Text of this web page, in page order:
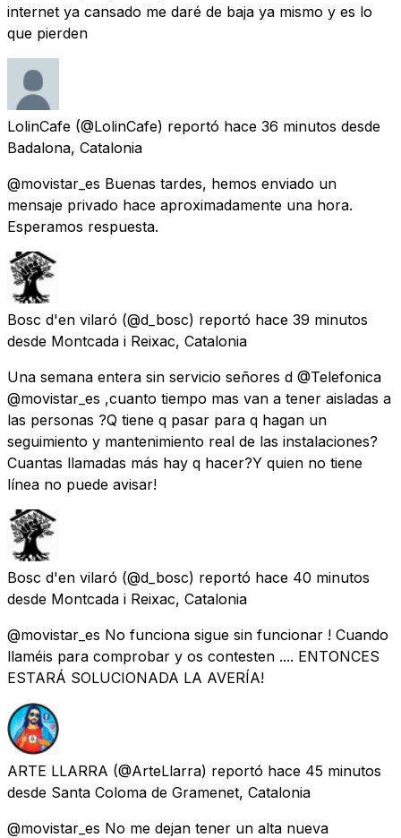
internet ya cansado me daré de baja ya mismo y es lo
que pierden
LolinCafe (@LolinCafe) reportó hace 36 minutos desde
Badalona, Catalonia
@movistar_es Buenas tardes, hemos enviado un
mensaje privado hace aproximadamente una hora.
Esperamos respuesta.
Bosc d'en vilaró (@d_bosc) reportó hace 39 minutos
desde Montcada i Reixac, Catalonia
Una semana entera sin servicio señores d @Telefonica
@movistar_es ,cuanto tiempo mas van a tener aisladas a
las personas ?Q tiene q pasar para q hagan un
seguimiento y mantenimiento real de las instalaciones?
Cuantas llamadas más hay q hacer?Y quien no tiene
línea no puede avisar!
Bosc d'en vilaró (@d_bosc) reportó hace 40 minutos
desde Montcada i Reixac, Catalonia
@movistar_es No funciona sigue sin funcionar ! Cuando
llaméis para comprobar y os contesten .... ENTONCES
ESTARÁ SOLUCIONADA LA AVERÍA!
ARTE LLARRA (@ArteLlarra) reportó hace 45 minutos
desde Santa Coloma de Gramenet, Catalonia
@movistar_es No me dejan tener un alta nueva